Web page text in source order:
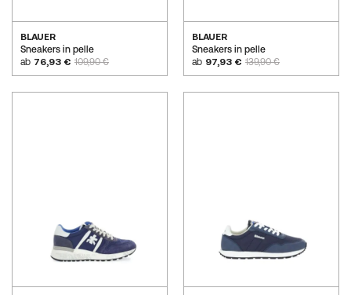
BLAUER
Sneakers in pelle
ab 76,93 € 109,90 €
BLAUER
Sneakers in pelle
ab 97,93 € 139,90 €